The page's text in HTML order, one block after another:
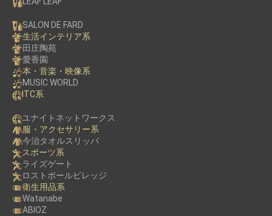
お買い物を続ける
SALON DE FARD
生活インテリア系
田庄陶苑
愛香園
本・音楽・映像系
MUSIC WORLD
ITC系
ユナイトネットワークス
服・アクセサリー系
今治タオルスリッパ
スポーツ系
ライズゲート
ロストボールビレッジ
衛生用品系
Watanabe
ABIOZ